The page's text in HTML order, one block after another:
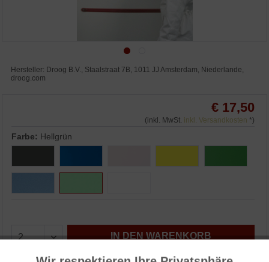
Hersteller: Droog B.V., Staalstraat 7B, 1011 JJ Amsterdam, Niederlande,
droog.com
€ 17,50
(inkl. MwSt. inkl. Versandkosten *)
Farbe: Hellgrün
IN DEN WARENKORB